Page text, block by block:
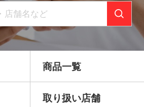
商品一覧
取り扱い店舗